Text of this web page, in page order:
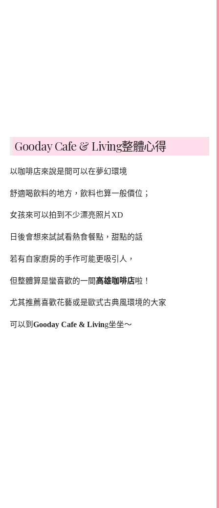
Gooday Cafe & Living整體心得
以咖啡店來說是間可以在夢幻環境
舒適喝飲料的地方，飲料也算一般價位；
女孩來可以拍到不少漂亮照片XD
日後會想來試試看熱食餐點，甜點的話
若有自家廚房的手作可能更吸引人，
但整體算是蠻喜歡的一間高雄咖啡店啦！
尤其推薦喜歡花藝或是歐式古典風環境的大家
可以到 Gooday Cafe & Living坐坐～